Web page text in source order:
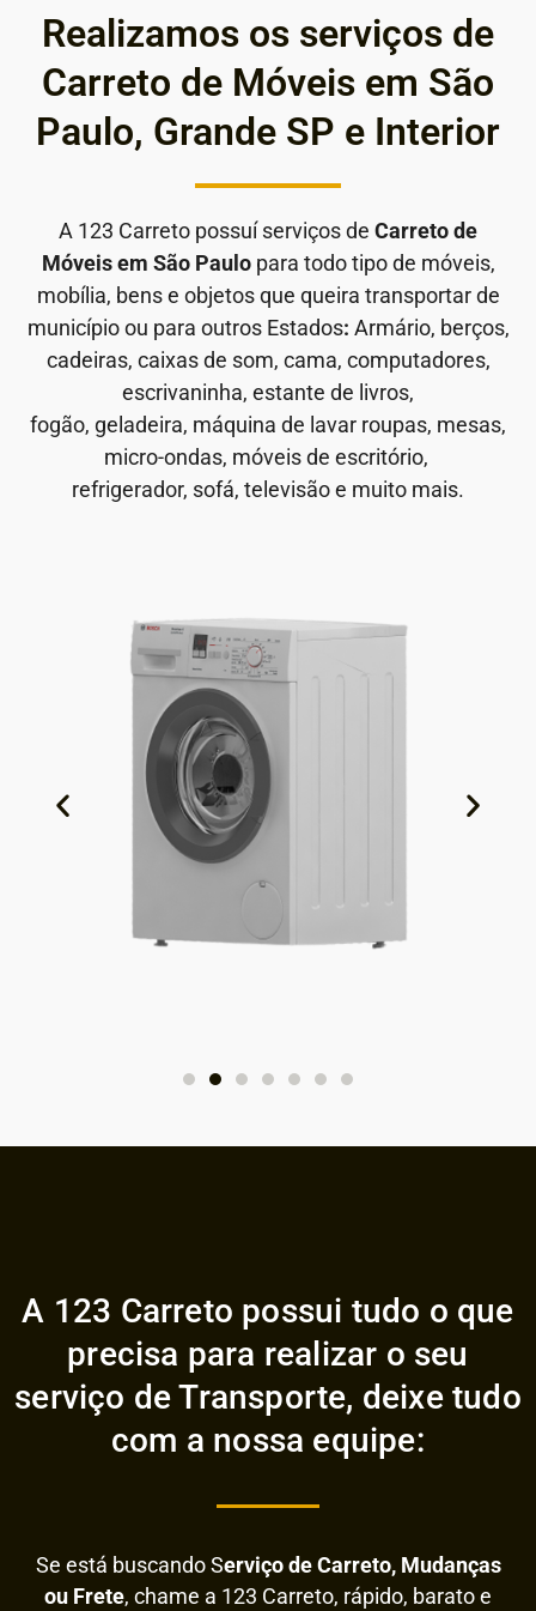
Realizamos os serviços de
Carreto de Móveis em São
Paulo, Grande SP e Interior
A 123 Carreto possuí serviços de Carreto de
Móveis em São Paulopara todo tipo de móveis,
mobília, bens e objetos que queira transportar de
município ou para outros Estados: Armário, berços,
cadeiras, caixas de som, cama, computadores,
escrivaninha, estante de livros,
fogão, geladeira, máquina de lavar roupas, mesas,
micro-ondas, móveis de escritório,
refrigerador, sofá, televisão e muito mais.
A 123 Carreto possui tudo o que
precisa para realizar o seu
serviço de Transporte, deixe tudo
com a nossa equipe:
Se está buscando Serviço de Carreto, Mudanças
ou Frete, chame a 123 Carreto, rápido, barato e